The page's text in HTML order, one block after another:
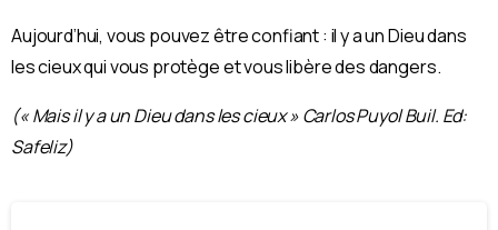
Aujourd’hui, vous pouvez être confiant : il y a un Dieu dans
les cieux qui vous protège et vous libère des dangers.
(« Mais il y a un Dieu dans les cieux » Carlos Puyol Buil. Ed:
Safeliz)